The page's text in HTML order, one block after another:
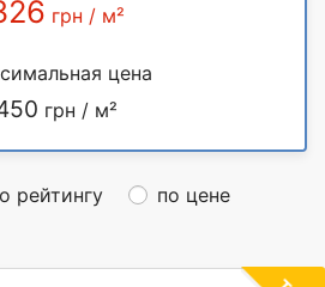
грн / м²
цена
грн / м²
рейтингу
по цене